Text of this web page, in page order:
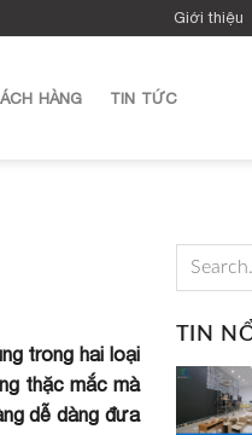
Giới thiệu
HÀNG TIN TỨC
trong hai loại
thặc mắc mà
dễ dàng đưa
TIN